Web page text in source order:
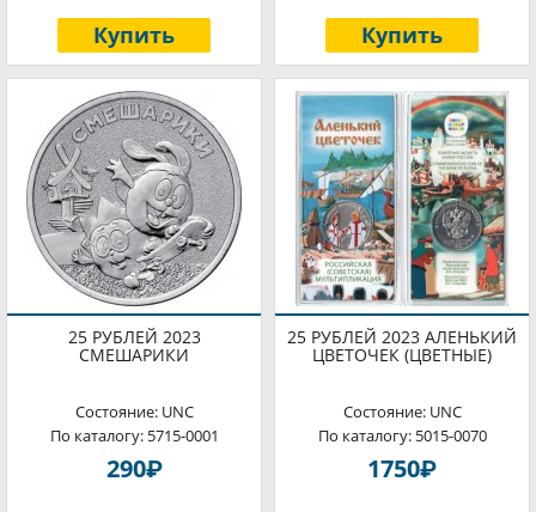
Купить Купить
25 РУБЛЕЙ 2023
СМЕШАРИКИ
Состояние: UNC
По каталогу: 5715-0001
290P
25 РУБЛЕЙ 2023 АЛЕНЬКИЙ
ЦВЕТОЧЕК (ЦВЕТНЫЕ)
Состояние: UNC
По каталогу: 5015-0070
1750P